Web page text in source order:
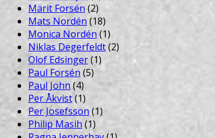
Märit Forsén(2)
Mats Nordén(18)
Monica Nordén (1)
Niklas Degerfeldt(2)
Olof Edsinger(1)
Paul Forsén (5)
Paul John(4)
Per Åkvist(1)
Per Josefsson(1)
Philip Masih (1)